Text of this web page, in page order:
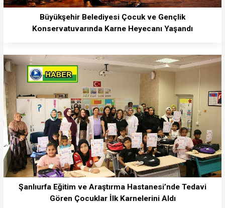
Büyükşehir Belediyesi Çocuk ve Gençlik
Konservatuvarında Karne Heyecanı Yaşandı
Şanlıurfa Eğitim ve Araştırma Hastanesi’nde Tedavi
Gören Çocuklar İlk Karnelerini Aldı